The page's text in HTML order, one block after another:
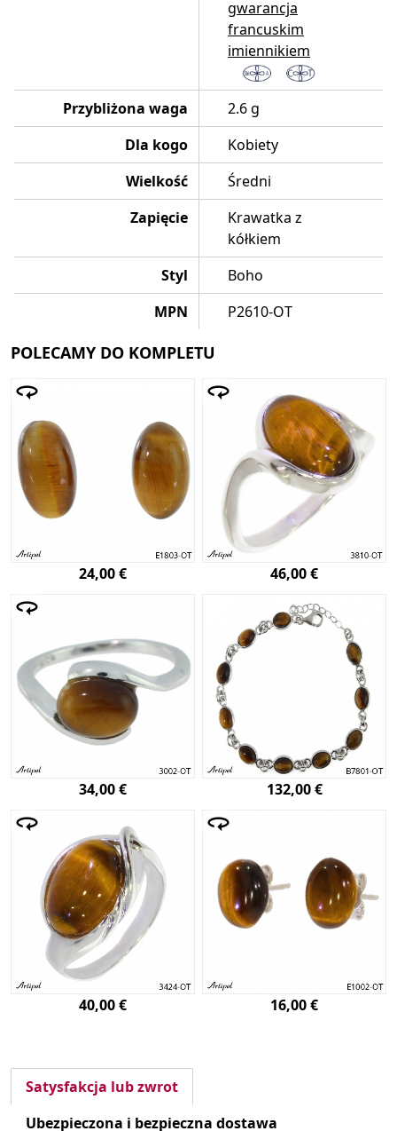
gwarancja
francuskim
imiennikiem
Przybliżona waga
2.6 g
Dla kogo
Kobiety
Wielkość
Średni
Zapięcie
Krawatka z
kółkiem
Styl
Boho
MPN
P2610-OT
POLECAMY DO KOMPLETU
24,00 € 46,00 €
34,00 € 132,00 €
40,00 € 16,00 €
Satysfakcja lub zwrot
Ubezpieczona i bezpieczna dostawa